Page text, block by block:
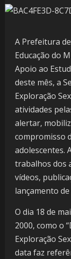
A Prefeitura
Educação do
Apoio ao
deste mês, a
Exploração
atividades
alertar,
compromisso
adolescentes.
trabalhos dos
vídeos,
lançamento
O dia 18 de
2000, como o
Exploração
data faz